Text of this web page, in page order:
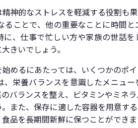
神的なストレスを軽減する役割も
ることで、他の重要なことに時間と
に、仕事で忙しい方や家族の世話を
きいでしょう。
めるにあたっては、いくつかのポ
、栄養バランスを意識したメニュ
バランスを整え、ビタミンやミネ
また、保存に適した容器を用意する
品を長期間新鮮に保つことができま